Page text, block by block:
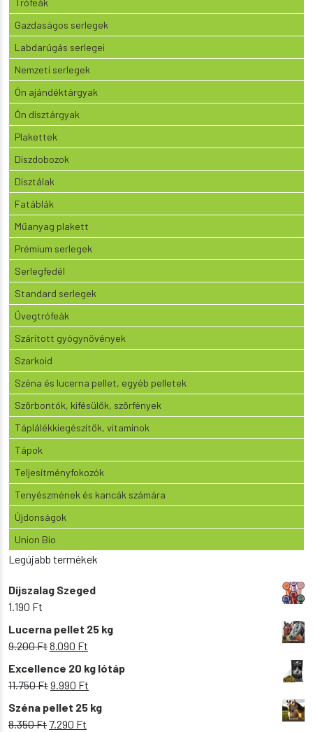
Trófeák
Gazdaságos serlegek
Labdarúgás serlegei
Nemzeti serlegek
Ón ajándéktárgyak
Ón dísztárgyak
Plakettek
Díszdobozok
Dísztálak
Fatáblák
Műanyag plakett
Prémium serlegek
Serlegfedél
Standard serlegek
Üvegtrófeák
Szárított gyógynövények
Szarkoid
Széna és lucerna pellet, egyéb pelletek
Szőrbontók, kifésülők, szőrfények
Táplálékkiegészítők, vitaminok
Tápok
Teljesítményfokozók
Tenyészmének és kancák számára
Újdonságok
Union Bio
Legújabb termékek
Díjszalag Szeged
1.190 Ft
Lucerna pellet 25 kg
9.200FtOriginal
price
was:
8.090 Ft
price
is:
Excellence 20 kg lótáp
11.750FtOriginal
price
was:
9.990 Ft
price
is:
Széna pellet 25 kg
8.350Ft Original
7.290 Ft